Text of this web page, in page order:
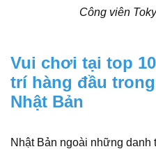
Công viên
Vui chơi tại top
trí hàng đầu
Nhật Bản
Nhật Bản ngoài những danh